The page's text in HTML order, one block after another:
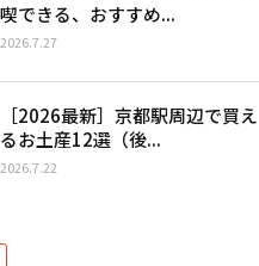
喫できる、おすすめ...
2026.7.27
［2026最新］京都駅周辺で買え
るお土産12選（後...
2026.7.22